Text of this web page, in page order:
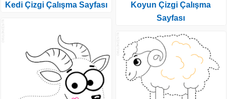
Kedi Çizgi Çalışma Sayfası
Koyun Çizgi Çalışma
Sayfası